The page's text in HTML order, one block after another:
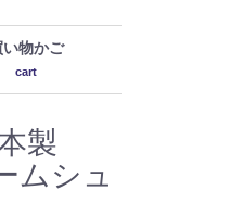
い物かご
cart
製
ムシュ